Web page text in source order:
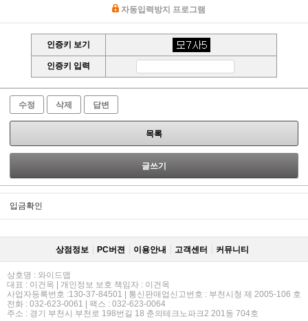
자동입력방지 프로그램
인증키 보기
인증키 입력
수정 삭제 답변
목록
글쓰기
입금확인
상점정보 PC버젼 이용안내 고객센터 커뮤니티
상호명 : 와이드맵
대표 : 이건옥 | 개인정보 보호 책임자 : 이건옥
사업자등록번호 :130-37-84501 | 통신판매업신고번호 : 부천시청 제 2005-106 호
전화 : 032-623-0061 | 팩스 : 032-623-0064
주소 : 경기 부천시 부천로 198번길 18 춘의테크노파크2 201동 704호